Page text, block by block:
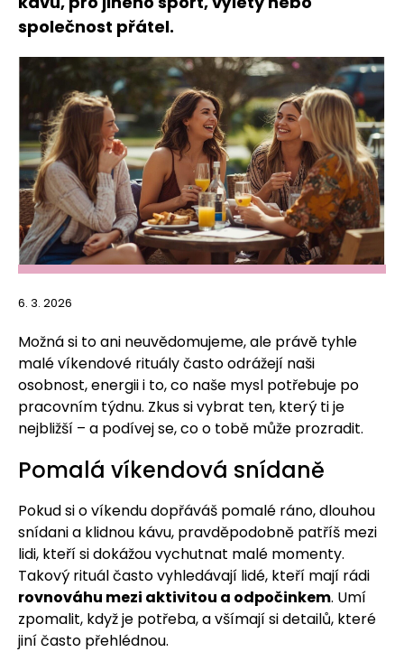
společnost přátel.
6. 3. 2026
Možná si to ani neuvědomujeme, ale právě tyhle
malé víkendové rituály často odrážejí naši
osobnost, energii i to, co naše mysl potřebuje po
pracovním týdnu. Zkus si vybrat ten, který ti je
nejbližší – a podívej se, co o tobě může prozradit.
Pomalá víkendová snídaně
Pokud si o víkendu dopřáváš pomalé ráno, dlouhou
snídani a klidnou kávu, pravděpodobně patříš mezi
lidi, kteří si dokážou vychutnat malé momenty.
Takový rituál často vyhledávají lidé, kteří mají rádi
rovnováhu mezi aktivitou a odpočinkem. Umí
zpomalit, když je potřeba, a všímají si detailů, které
jiní často přehlédnou.